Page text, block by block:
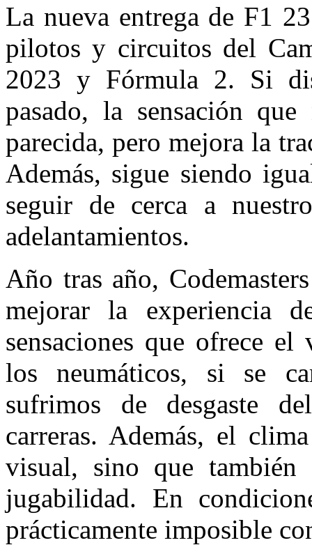
La nueva entrega de F1
pilotos y circuitos del
2023 y Fórmula 2. Si
pasado, la sensación
parecida, pero mejora la
Además, sigue siendo
seguir de cerca a
adelantamientos.
Año tras año,
mejorar la experiencia
sensaciones que ofrece el
los neumáticos, si se
sufrimos de desgaste
carreras. Además, el
visual, sino que
jugabilidad. En
prácticamente imposible